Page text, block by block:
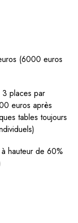
(6000 euros
3 places par
euros après
tables toujours
hauteur de 60%